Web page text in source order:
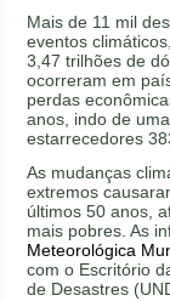
Mais de 11 mil
eventos
3,47 trilhões de
ocorreram em
perdas
anos, indo de
estarrecedores
As mudanças
extremos
últimos 50 anos,
mais pobres. As
Meteorológica
com o Escritório
de Desastres